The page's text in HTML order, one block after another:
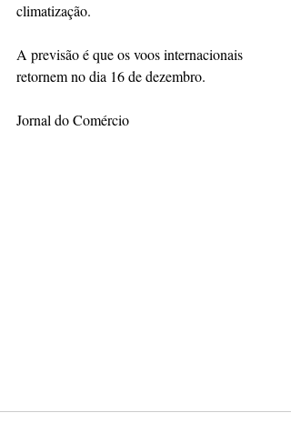
climatização.
A previsão é que os voos internacionais
retornem no dia 16 de dezembro.
Jornal do Comércio